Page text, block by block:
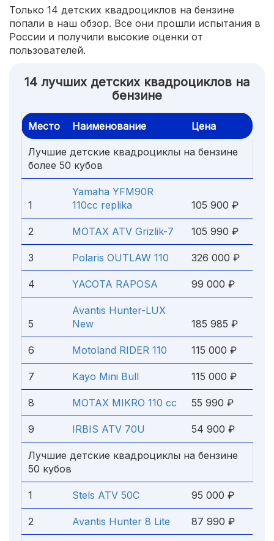
Только 14 детских квадроциклов на бензине
попали в наш обзор. Все они прошли испытания в
России и получили высокие оценки от
пользователей.
14 лучших детских квадроциклов на
бензине
Место Наименование Цена
Лучшие детские квадроциклы на бензине
более 50 кубов
1
Yamaha YFM90R
110cc replika
105 900 ₽
2 MOTAX ATV Grizlik-7 105 990 ₽
3 Polaris OUTLAW 110 326 000 ₽
4 YACOTA RAPOSA 99 000 ₽
5
Avantis Hunter-LUX
New
185 985 ₽
6 Motoland RIDER 110 115 000 ₽
7 Kayo Mini Bull 115 000 ₽
8 MOTAX MIKRO 110 сс 55 990 ₽
9 IRBIS ATV 70U 54 900 ₽
Лучшие детские квадроциклы на бензине
50 кубов
1 Stels ATV 50C 95 000 ₽
2 Avantis Hunter 8 Lite 87 990 ₽